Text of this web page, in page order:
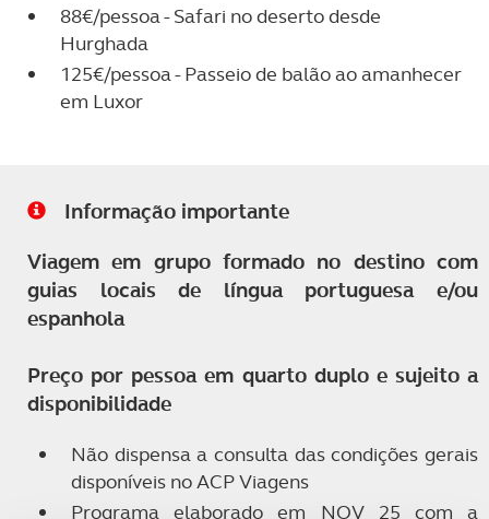
88€/pessoa - Safari no deserto desde
Hurghada
125€/pessoa - Passeio de balão ao amanhecer
em Luxor
Informação importante
Viagem em grupo formado no destino com
guias locais de língua portuguesa e/ou
espanhola
Preço por pessoa em quarto duplo e sujeito a
disponibilidade
Não dispensa a consulta das condições gerais
disponíveis no ACP Viagens
Programa elaborado em NOV 25 com a